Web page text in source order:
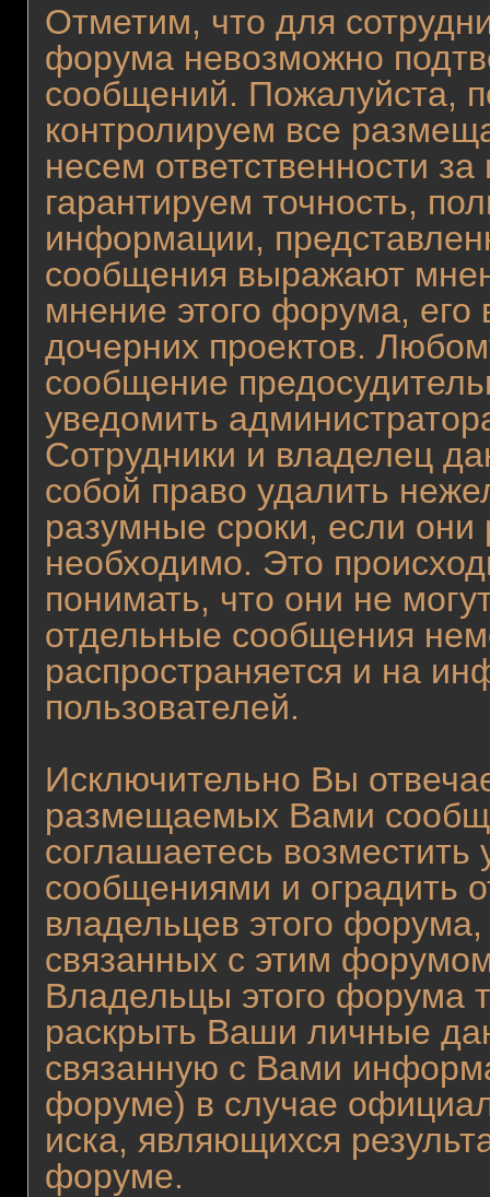
Отметим, что для
форума невозможно
сообщений. Пожалуйста,
контролируем все
несем ответственности
гарантируем точность,
информации,
сообщения выражают
мнение этого форума, его
дочерних проектов.
сообщение
уведомить
Сотрудники и владелец
собой право удалить
разумные сроки, если они
необходимо. Это
понимать, что они не
отдельные сообщения
распространяется и на
пользователей.
Исключительно Вы
размещаемых Вами
соглашаетесь
сообщениями и оградить
владельцев этого
связанных с этим
Владельцы этого форума
раскрыть Ваши личные
связанную с Вами
форуме) в случае
иска, являющихся
форуме.